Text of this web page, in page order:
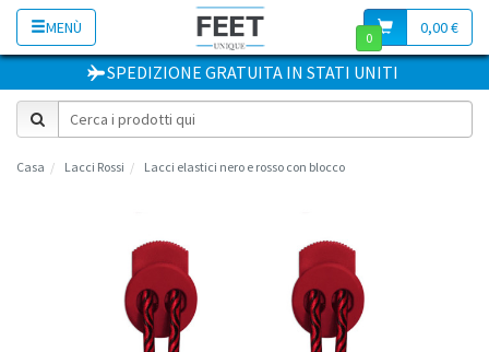
MENÙ 0,00 €
0
SPEDIZIONE GRATUITA IN STATI UNITI
Casa Lacci Rossi Lacci elastici nero e rosso con blocco